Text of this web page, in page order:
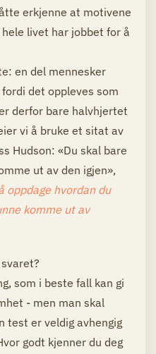
erkjenne at motivene
livet har jobbet for å
en del mennesker
det oppleves som
derfor bare halvhjertet
vi å bruke et sitat av
Hudson: «Du skal bare
ut av den igjen»,
oppdage hvordan du
komme ut av
som i beste fall kan gi
- men man skal
test er veldig avhengig
godt kjenner du deg